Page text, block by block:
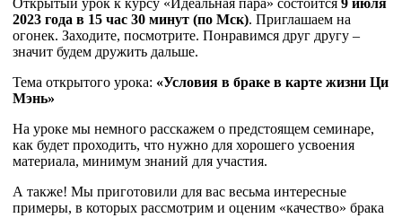
2023 года в 15 час 30 минут (по Мск). Приглашаем на
огонек. Заходите, посмотрите. Понравимся друг другу –
значит будем дружить дальше.
Тема открытого урока: «Условия в браке в карте жизни Ци
Мэнь»
На уроке мы немного расскажем о предстоящем семинаре,
как будет проходить, что нужно для хорошего усвоения
материала, минимум знаний для участия.
А также! Мы приготовили для вас весьма интересные
примеры, в которых рассмотрим и оценим «качество» брака